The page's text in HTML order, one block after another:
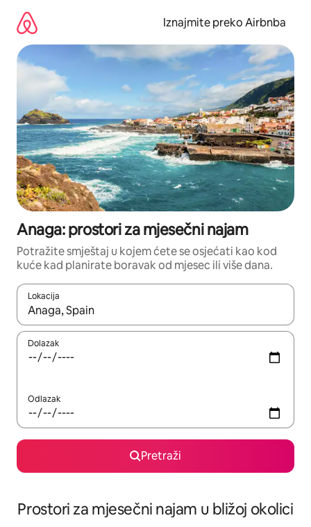
sadržaj
Iznajmite preko Airbnba
Anaga: prostori za mjesečni najam
Potražite smještaj u kojem ćete se osjećati kao kod
kuće kad planirate boravak od mjesec ili više dana.
Lokacija
Kada budu dostupni rezultati, moći ćete ih pregledati
Dolazak
Odlazak
Pretraži
Prostori za mjesečni najam u bližoj okolici